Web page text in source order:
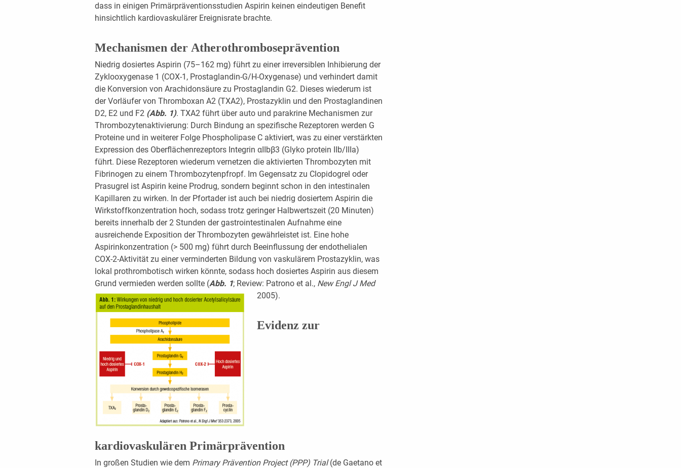
dass in einigen Primärpräventionsstudien Aspirin keinen eindeutigen Benefit
hinsichtlich kardiovaskulärer Ereignisrate brachte.
Mechanismen der Atherothromboseprävention
Niedrig dosiertes Aspirin (75–162 mg) führt zu einer irreversiblen Inhibierung der
Zyklooxygenase 1 (COX-1, Prostaglandin-G/H-Oxygenase) und verhindert damit
die Konversion von Arachidonsäure zu Prostaglandin G2. Dieses wiederum ist
der Vorläufer von Thromboxan A2 (TXA2), Prostazyklin und den Prostaglandinen
D2, E2 und F2 (Abb. 1). TXA2 führt über auto und parakrine Mechanismen zur
Thrombozytenaktivierung: Durch Bindung an spezifische Rezeptoren werden G
Proteine und in weiterer Folge Phospholipase C aktiviert, was zu einer verstärkten
Expression des Oberflächenrezeptors Integrin αIIbβ3 (Glyko protein IIb/IIIa)
führt. Diese Rezeptoren wiederum vernetzen die aktivierten Thrombozyten mit
Fibrinogen zu einem Thrombozytenpfropf. Im Gegensatz zu Clopidogrel oder
Prasugrel ist Aspirin keine Prodrug, sondern beginnt schon in den intestinalen
Kapillaren zu wirken. In der Pfortader ist auch bei niedrig dosiertem Aspirin die
Wirkstoffkonzentration hoch, sodass trotz geringer Halbwertszeit (20 Minuten)
bereits innerhalb der 2 Stunden der gastrointestinalen Aufnahme eine
ausreichende Exposition der Thrombozyten gewährleistet ist. Eine hohe
Aspirinkonzentration (> 500 mg) führt durch Beeinflussung der endothelialen
COX-2-Aktivität zu einer verminderten Bildung von vaskulärem Prostazyklin, was
lokal prothrombotisch wirken könnte, sodass hoch dosiertes Aspirin aus diesem
Grund vermieden werden sollte (Abb. 1; Review: Patrono et al., New Engl J Med
2005).
Evidenz zur
kardiovaskulären Primärprävention
In großen Studien wie dem Primary Prävention Project(PPP) Trial(de Gaetano et